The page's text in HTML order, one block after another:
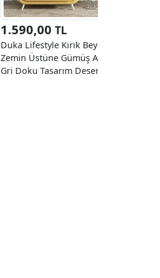
1.590,00 TL
Duka Lifestyle Kırık Beyaz
Zemin Üstüne Gümüş Açık
Gri Doku Tasarım Desen